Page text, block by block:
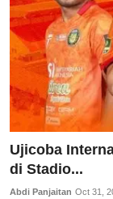
Ujicoba
di Stadio...
Abdi Panjaitan Oct 31,